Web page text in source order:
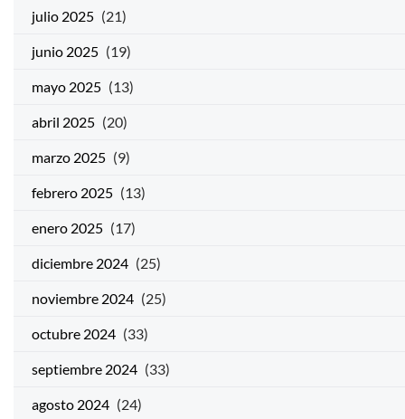
julio 2025 (21)
junio 2025 (19)
mayo 2025 (13)
abril 2025 (20)
marzo 2025 (9)
febrero 2025 (13)
enero 2025 (17)
diciembre 2024 (25)
noviembre 2024 (25)
octubre 2024 (33)
septiembre 2024 (33)
agosto 2024 (24)